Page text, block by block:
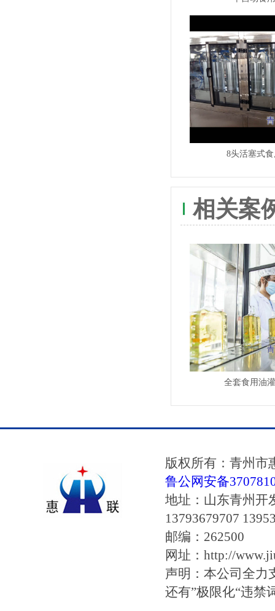
8头活塞式
相关案
全套食用油
版权所有：青州
鲁公网安备
地址：山东青州
13793679707
邮编：262500
网址：http://
声明：本公司全力
还有”极限化“违禁